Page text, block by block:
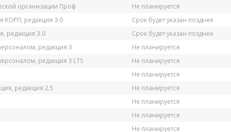
организации Проф
Не планируется
КОРП, редакция 3.0
Срок будет указан позднее
редакция 3.0
Срок будет указан позднее
редакция 3
Не планируется
редакция 3 LTS
Не планируется
Не планируется
редакция 2.5
Не планируется
Не планируется
Не планируется
Не планируется